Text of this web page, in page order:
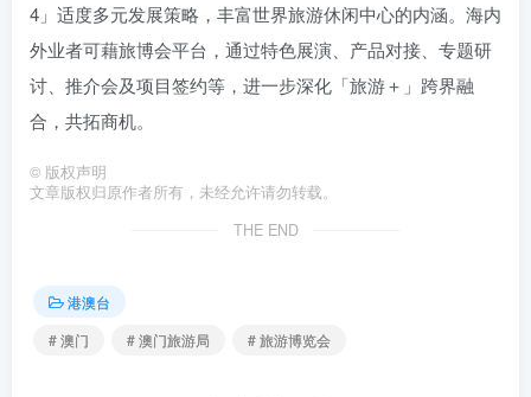
4」适度多元发展策略，丰富世界旅游休闲中心的内涵。海内
外业者可藉旅博会平台，通过特色展演、产品对接、专题研
讨、推介会及项目签约等，进一步深化「旅游＋」跨界融
合，共拓商机。
© 版权声明
文章版权归原作者所有，未经允许请勿转载。
THE END
港澳台
# 澳门
# 澳门旅游局 # 旅游博览会